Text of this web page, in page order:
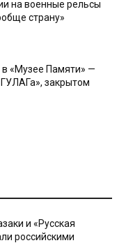
на военные рельсы
страну»
«Музее Памяти» —
закрытом
и «Русская
российскими